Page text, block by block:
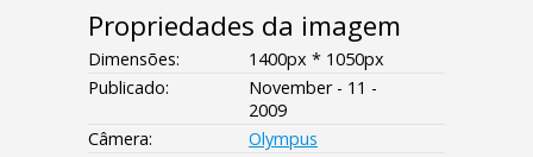
Propriedades da imagem
Dimensões:
1400px * 1050px
Publicado:
November - 11 -
2009
Câmera:
Olympus